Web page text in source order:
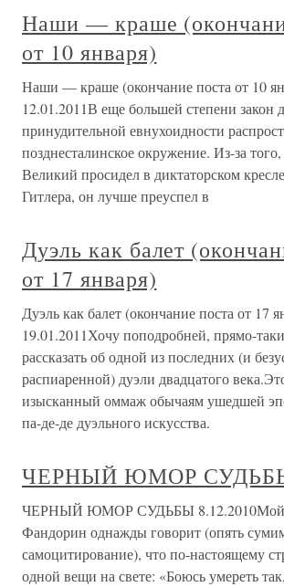
Наши — краше
от 10 января)
Наши — краше (окончание поста от 10
12.01.2011В еще большей степени закон
принудительной евнухоидности
позднесталинское окружение. Из-за
Великий просидел в диктаторском
Гитлера, он лучше преуспел в
Дуэль как балет
от 17 января)
Дуэль как балет (окончание поста от 17
19.01.2011Хочу поподробней, прямо-
рассказать об одной из последних (и
распиаренной) дуэли двадцатого
изысканный оммаж обычаям ушедшей
па-де-де дуэльного искусства.
ЧЕРНЫЙ ЮМОР
ЧЕРНЫЙ ЮМОР СУДЬБЫ 8.12.2010Мой
Фандорин однажды говорит (опять
самоцитирование), что по-настоящему
одной вещи на свете: «Боюсь умереть